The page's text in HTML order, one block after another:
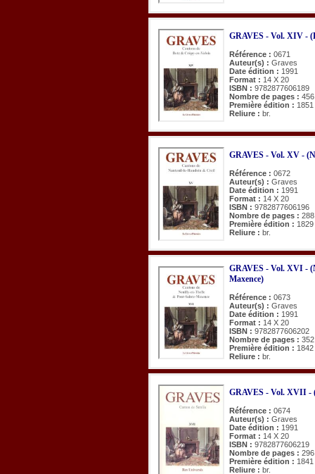
GRAVES - Vol. XIV -
Référence : 0671
Auteur(s) : Graves
Date édition : 1991
Format : 14 X 20
ISBN : 9782877606189
Nombre de pages : 456
Première édition :
Reliure : br.
GRAVES - Vol. XV -
Référence : 0672
Auteur(s) : Graves
Date édition : 1991
Format : 14 X 20
ISBN : 9782877606196
Nombre de pages : 288
Première édition : 1829
Reliure : br.
GRAVES - Vol. XVI -
Maxence)
Référence : 0673
Auteur(s) : Graves
Date édition : 1991
Format : 14 X 20
ISBN : 9782877606202
Nombre de pages : 352
Première édition : 1842
Reliure : br.
GRAVES - Vol. XVII -
Référence : 0674
Auteur(s) : Graves
Date édition : 1991
Format : 14 X 20
ISBN : 9782877606219
Nombre de pages : 296
Première édition : 1841
Reliure : br.